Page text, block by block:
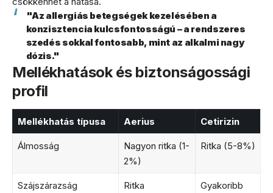
"Az allergiás betegségek kezelésében a
konzisztencia kulcsfontosságú – a rendszeres
szedés sokkal fontosabb, mint az alkalmi nagy
dózis."
Mellékhatások és biztonságossági
profil
Mellékhatás típusa Aerius Cetirizin
Álmosság
Nagyon ritka (1-
2%)
Ritka (5-8%)
Szájszárazság Ritka Gyakoribb